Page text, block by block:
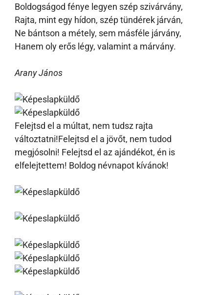
Boldogságod fénye legyen szép szivárvány,
Rajta, mint egy hídon, szép tündérek járván,
Ne bántson a métely, sem másféle járvány,
Hanem oly erős légy, valamint a márvány.
Arany János
Felejtsd el a múltat, nem tudsz rajta
változtatni!Felejtsd el a jövőt, nem tudod
megjósolni! Felejtsd el az ajándékot, én is
elfelejtettem! Boldog névnapot kívánok!